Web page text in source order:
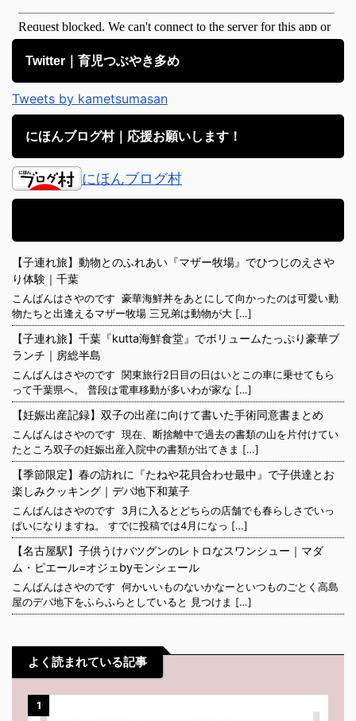
Twitter｜育児つぶやき多め
Tweets by kametsumasan
にほんブログ村｜応援お願いします！
にほんブログ村
【子連れ旅】動物とのふれあい『マザー牧場』でひつじのえさや
り体験｜千葉
こんばんはさやのです 豪華海鮮丼をあとにして向かったのは可愛い動
物たちと出逢えるマザー牧場 三兄弟は動物が大 […]
【子連れ旅】千葉『kutta海鮮食堂』でボリュームたっぷり豪華ブ
ランチ｜房総半島
こんばんはさやのです 関東旅行2日目の日はいとこの車に乗せてもら
って千葉県へ。 普段は電車移動が多いわが家な […]
【妊娠出産記録】双子の出産に向けて書いた手術同意書まとめ
こんばんはさやのです 現在、断捨離中で過去の書類の山を片付けてい
たところ双子の妊娠出産入院中の書類が出てきま […]
【季節限定】春の訪れに『たねや花貝合わせ最中』で子供達とお
楽しみクッキング｜デパ地下和菓子
こんばんはさやのです 3月に入るとどちらの店舗でも春らしさでいっ
ぱいになりますね。 すでに投稿では4月になっ […]
【名古屋駅】子供うけバツグンのレトロなスワンシュー｜マダ
ム・ピエール=オジェbyモンシェール
こんばんはさやのです 何かいいものないかなーといつものごとく高島
屋のデパ地下をふらふらとしていると 見つけま […]
よく読まれている記事
1